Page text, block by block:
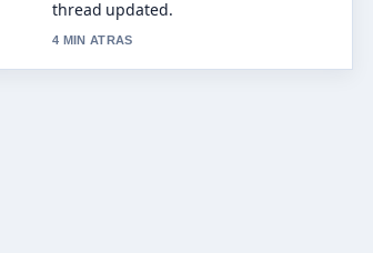
6 MIN ATRAS